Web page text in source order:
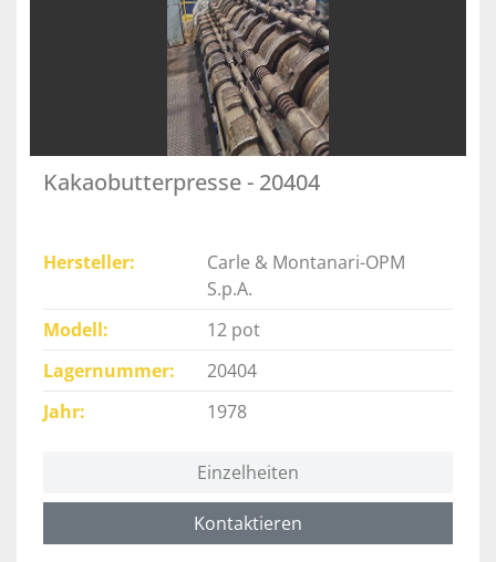
Kakaobutterpresse - 20404
Hersteller
Carle & Montanari-OPM
S.p.A.
Modell
12 pot
Lagernummer
20404
Jahr
1978
Einzelheiten
Kontaktieren